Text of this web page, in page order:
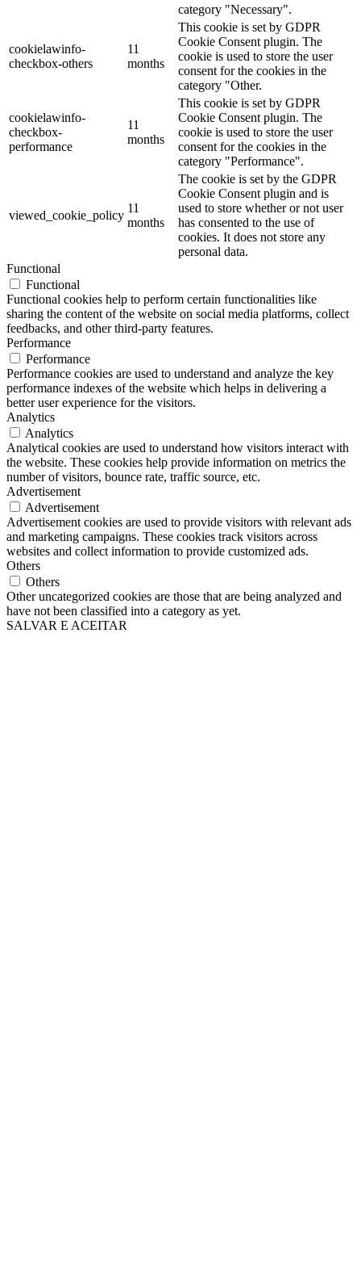
category "Necessary".
cookielawinfo-
checkbox-others
11
months
This cookie is set by GDPR
Cookie Consent plugin. The
cookie is used to store the user
consent for the cookies in the
category "Other.
cookielawinfo-
checkbox-
performance
11
months
This cookie is set by GDPR
Cookie Consent plugin. The
cookie is used to store the user
consent for the cookies in the
category "Performance".
viewed_cookie_policy
11
months
The cookie is set by the GDPR
Cookie Consent plugin and is
used to store whether or not user
has consented to the use of
cookies. It does not store any
personal data.
Functional
Functional
Functional cookies help to perform certain functionalities like
sharing the content of the website on social media platforms, collect
feedbacks, and other third-party features.
Performance
Performance
Performance cookies are used to understand and analyze the key
performance indexes of the website which helps in delivering a
better user experience for the visitors.
Analytics
Analytics
Analytical cookies are used to understand how visitors interact with
the website. These cookies help provide information on metrics the
number of visitors, bounce rate, traffic source, etc.
Advertisement
Advertisement
Advertisement cookies are used to provide visitors with relevant ads
and marketing campaigns. These cookies track visitors across
websites and collect information to provide customized ads.
Others
Others
Other uncategorized cookies are those that are being analyzed and
have not been classified into a category as yet.
SALVAR E ACEITAR